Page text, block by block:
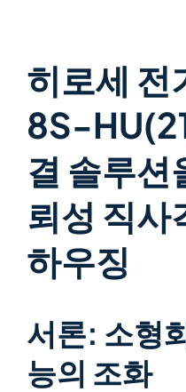
히로세
8S-
결 솔루션
뢰성 직사
하우징
서론: 소형
능의 조화